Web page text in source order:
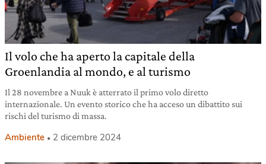
Il volo che ha aperto la capitale della
Groenlandia al mondo, e al turismo
Il 28 novembre a Nuuk è atterrato il primo volo diretto
internazionale. Un evento storico che ha acceso un dibattito sui
rischi del turismo di massa.
Ambiente 2 dicembre 2024